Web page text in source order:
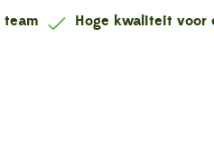
team
Hoge kwaliteit voor